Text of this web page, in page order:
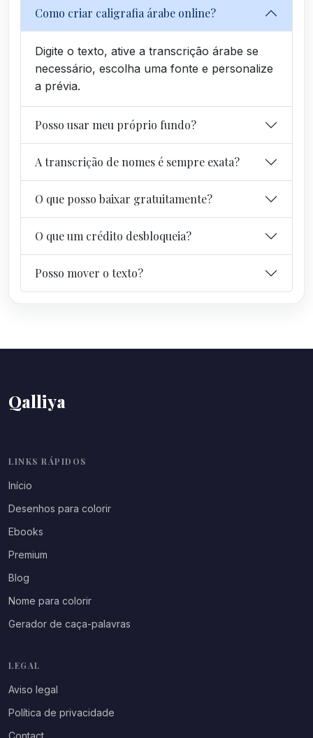
Como criar caligrafia árabe online?
Digite o texto, ative a transcrição árabe se
necessário, escolha uma fonte e personalize
a prévia.
Posso usar meu próprio fundo?
A transcrição de nomes é sempre exata?
O que posso baixar gratuitamente?
O que um crédito desbloqueia?
Posso mover o texto?
Qalliya
LINKS RÁPIDOS
Início
Desenhos para colorir
Ebooks
Premium
Blog
Nome para colorir
Gerador de caça-palavras
LEGAL
Aviso legal
Política de privacidade